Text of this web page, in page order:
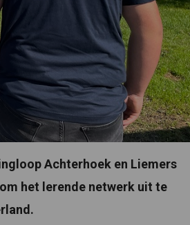
Achterhoek en Liemers
het lerende netwerk uit te